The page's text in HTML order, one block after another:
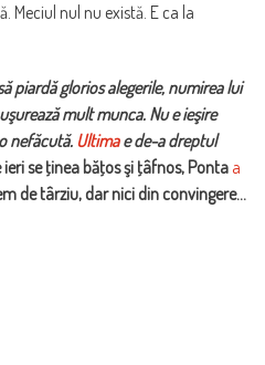
Meciul nul nu există. E ca la
piardă glorios alegerile, numirea lui
mult munca. Nu e ieşire
nefăcută. Ultimae de-a dreptul
ieri se ţinea băţos şi ţâfnos, Ponta a
de târziu, dar nici din convingere…